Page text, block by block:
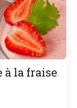
à la fraise